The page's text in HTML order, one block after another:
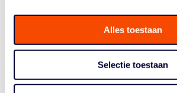
Alles toestaan
Selectie toestaan
basketbalkalender en inschrijven kan
jaar trekt de tour kriskras door het land
vertrouwde locaties, nieuwe
internationale kansen voor de beste